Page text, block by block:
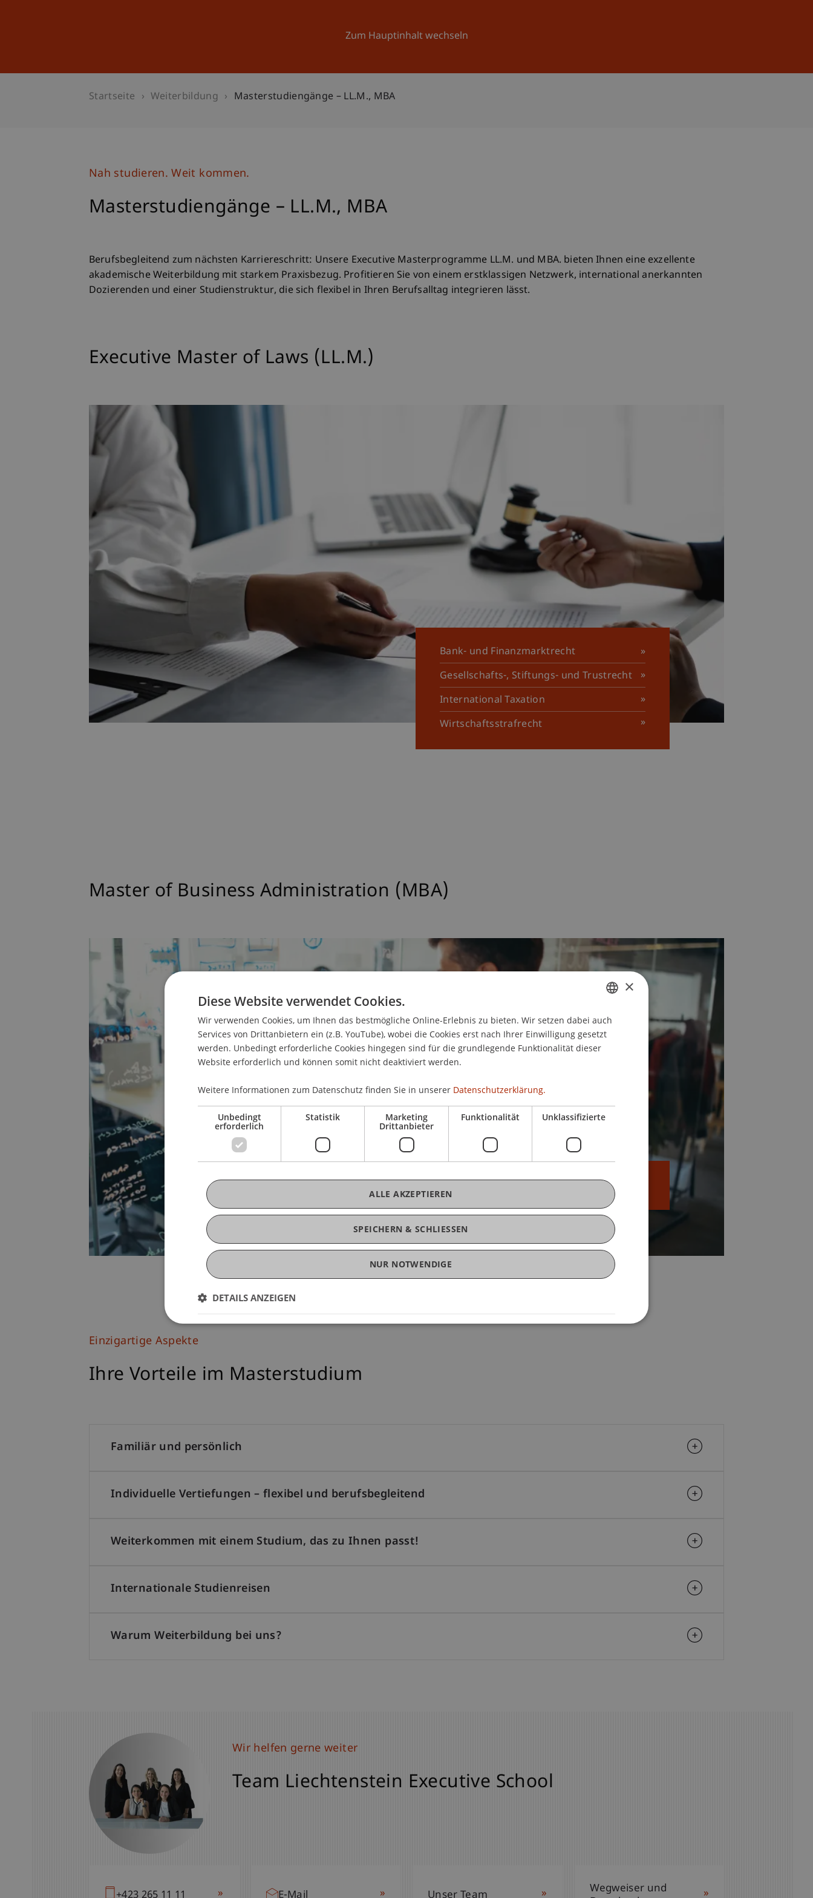
Zum Hauptinhalt wechseln
Universität Aktuelles
Startseite Weiterbildung Masterstudiengänge – LL.M., MBA
Nah studieren. Weit kommen.
Masterstudiengänge – LL.M., MBA
Berufsbegleitend zum nächsten Karriereschritt: Unsere Executive Masterprogramme LL.M. und MBA. bieten Ihnen eine exzellente
akademische Weiterbildung mit starkem Praxisbezug. Profitieren Sie von einem erstklassigen Netzwerk, international anerkannten
Dozierenden und einer Studienstruktur, die sich flexibel in Ihren Berufsalltag integrieren lässt.
Executive Master of Laws (LL.M.)
Bank- und Finanzmarktrecht
Gesellschafts-, Stiftungs- und Trustrecht
International Taxation
Wirtschaftsstrafrecht
Master of Business Administration (MBA)
Einzigartige Aspekte
Ihre Vorteile im Masterstudium
Familiär und persönlich
Individuelle Vertiefungen – flexibel und berufsbegleitend
Weiterkommen mit einem Studium, das zu Ihnen passt!
Internationale Studienreisen
Warum Weiterbildung bei uns?
Wir helfen gerne weiter
Team Liechtenstein Executive School
» » »
Wegweiser und
»
GERMAN
ENGLISH
×
Diese Website verwendet Cookies.
Wir verwenden Cookies, um Ihnen das bestmögliche Online-Erlebnis zu bieten. Wir setzen dabei auch
Services von Drittanbietern ein (z.B. YouTube), wobei die Cookies erst nach Ihrer Einwilligung gesetzt
werden. Unbedingt erforderliche Cookies hingegen sind für die grundlegende Funktionalität dieser
Website erforderlich und können somit nicht deaktiviert werden.
Weitere Informationen zum Datenschutz finden Sie in unserer Datenschutzerklärung.
Unbedingt
erforderlich
Statistik Marketing
Drittanbieter
Funktionalität Unklassifizierte
SPEICHERN & SCHLIESSEN
ALLE AKZEPTIEREN
NUR NOTWENDIGE
DETAILS ANZEIGEN